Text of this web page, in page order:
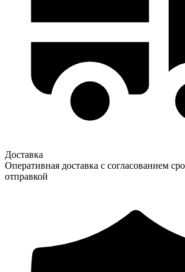
Доставка
Оперативная доставка с согласованием
отправкой